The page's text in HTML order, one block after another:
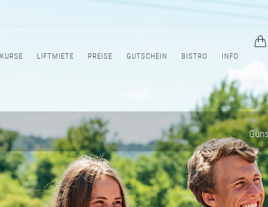
KURSE LIFTMIETE PREISE GUTSCHEIN BISTRO INFO